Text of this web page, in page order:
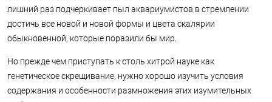
лишний раз подчеркивает пыл аквариумистов в стремлении
достичь все новой и новой формы и цвета скалярии
обыкновенной, которые поразили бы мир.
Но прежде чем приступать к столь хитрой науке как
генетическое скрещивание, нужно хорошо изучить условия
содержания и особенности размножения этих изумительных